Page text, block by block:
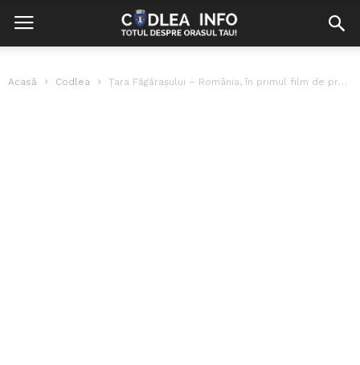
Acasă Codlea Țara Făgărașului – România, în primul film de promovare turistică